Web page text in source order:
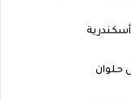
أسكندرية
حلوان